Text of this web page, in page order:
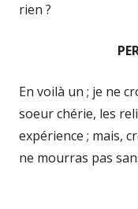
rien ?
En voilà un ; je ne
soeur chérie, les
expérience ; mais,
ne mourras pas